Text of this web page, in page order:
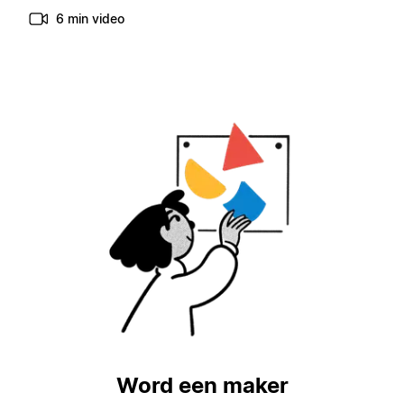
6 min video
Word een maker